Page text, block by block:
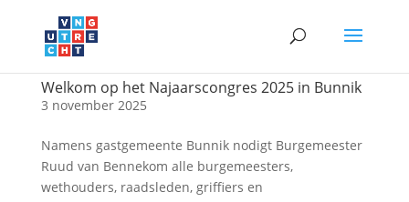
Welkom op het Najaarscongres 2025 in Bunnik
3 november 2025
Namens gastgemeente Bunnik nodigt Burgemeester
Ruud van Bennekom alle burgemeesters,
wethouders, raadsleden, griffiers en